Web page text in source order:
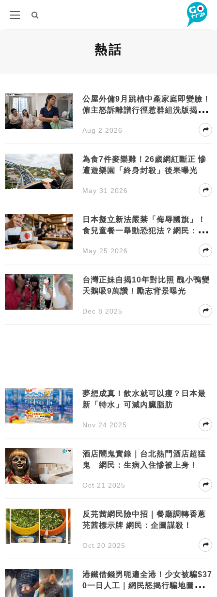
熱話
公屋外傭9月跳槽中產家庭即變臉！
僱主怒訴離譜行徑惹群組洗版揭殘
Aug 2 2026
為食7件麥樂雞！26歲網紅斷正 慘
遭遊樂園「終身封殺」後果曝光
May 31 2026
日本擬立新法嚴禁「侮辱國旗」！
食兒童餐一舉動恐犯法？網民：咁
May 25 2026
台灣正妹自揭10年對比照 醜小鴨變
天鵝吸9萬讚！勵志背景曝光
Dec 8 2025
夢想成真！飲水就可以瘦？日本最
新「特水」可減內臟脂肪
Nov 24 2025
酒店鬧鬼實錄｜台北熱門酒店超猛
鬼 網民：生病入住慘被上身！
Oct 21 2025
反芫茜網民險中招｜餐廳調轉香蔥
芫茜標示牌 網民：企圖謀殺！
Oct 20 2025
港鐵借錢男呃遍全港！少女被騙$37
0一日人工｜網民怒揭行騙地圖：荃